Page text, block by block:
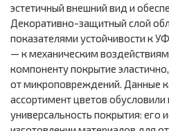
эстетичный внешний вид и
Декоративно-защитный слой
показателями устойчивости к
— к механическим
компоненту покрытие
от микроповреждений. Данные
ассортимент цветов обусловили
универсальность покрытия: его